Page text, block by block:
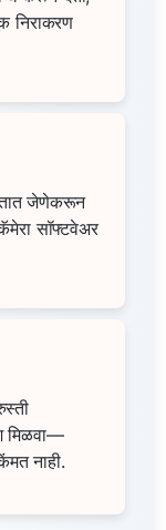
निराकरण
जेणेकरून
सॉफ्टवेअर
मिळवा—
नाही.